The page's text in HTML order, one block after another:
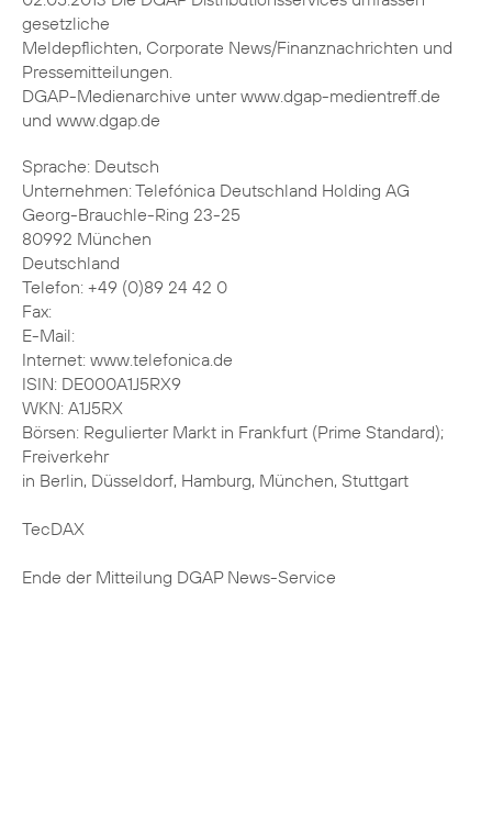
gesetzliche
Meldepflichten, Corporate News/Finanznachrichten und
Pressemitteilungen.
DGAP-Medienarchive unter www.dgap-medientreff.de
und www.dgap.de
Sprache: Deutsch
Unternehmen: Telefónica Deutschland Holding AG
Georg-Brauchle-Ring 23-25
80992 München
Deutschland
Telefon: +49 (0)89 24 42 0
Fax:
E-Mail:
Internet: www.telefonica.de
ISIN: DE000A1J5RX9
WKN: A1J5RX
Börsen: Regulierter Markt in Frankfurt (Prime Standard);
Freiverkehr
in Berlin, Düsseldorf, Hamburg, München, Stuttgart
TecDAX
Ende der Mitteilung DGAP News-Service